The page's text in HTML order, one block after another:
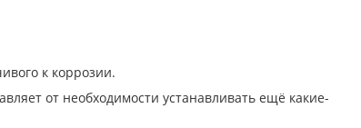
к коррозии.
от необходимости устанавливать ещё какие-